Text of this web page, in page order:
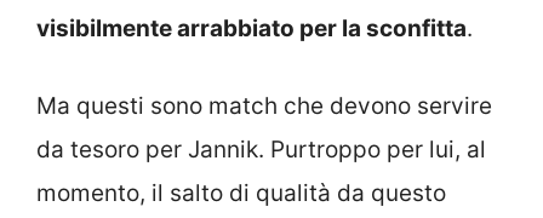
visibilmente arrabbiato per la sconfitta.
Ma questi sono match che devono servire
da tesoro per Jannik. Purtroppo per lui, al
momento, il salto di qualità da questo